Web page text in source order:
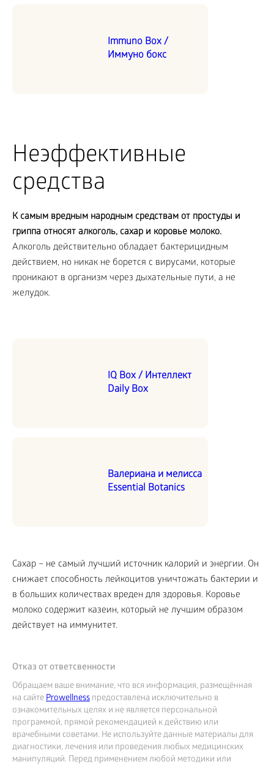
Immuno Box /
Иммуно бокс
Неэффективные
средства
К самым вредным народным средствам от простуды и
гриппа относят алкоголь, сахар и коровье молоко.
Алкоголь действительно обладает бактерицидным
действием, но никак не борется с вирусами, которые
проникают в организм через дыхательные пути, а не
желудок.
IQ Box / Интеллект
Daily Box
Валериана и мелисса
Essential Botanics
Сахар – не самый лучший источник калорий и энергии. Он
снижает способность лейкоцитов уничтожать бактерии и
в больших количествах вреден для здоровья. Коровье
молоко содержит казеин, который не лучшим образом
действует на иммунитет.
Отказ от ответсвенности
Обращаем ваше внимание, что вся информация, размещённая
на сайтеProwellness предоставлена исключительно в
ознакомительных целях и не является персональной
программой, прямой рекомендацией к действию или
врачебными советами. Не используйте данные материалы для
диагностики, лечения или проведения любых медицинских
манипуляций. Перед применением любой методики или